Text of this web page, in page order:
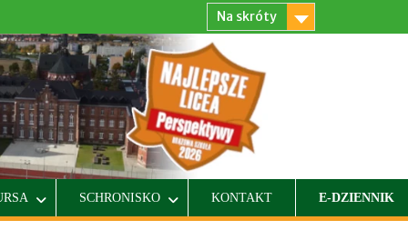
Na skróty
SCHRONISKO KONTAKT E-DZIENNIK